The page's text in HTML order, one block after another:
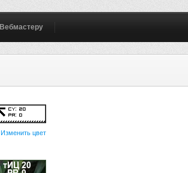
Вебмастеру
Изменить цвет